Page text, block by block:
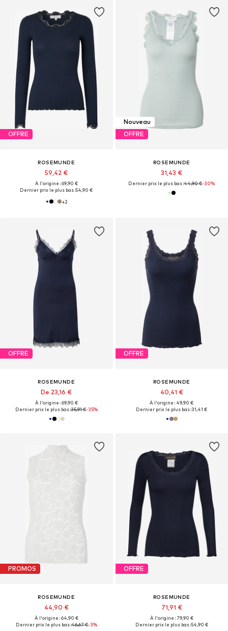
OFFRE
ROSEMUNDE
59,42 €
À l'origine : 69,90 €
Dernier prix le plus bas :54,90 €
+2
Nouveau
OFFRE
ROSEMUNDE
31,43 €
Dernier prix le plus bas :44,90 €-30%
OFFRE
ROSEMUNDE
De 23,16 €
À l'origine : 69,90 €
Dernier prix le plus bas :35,91 €-35%
OFFRE
ROSEMUNDE
40,41 €
À l'origine : 49,90 €
Dernier prix le plus bas :31,41 €
PROMOS
ROSEMUNDE
44,90 €
À l'origine : 64,90 €
Dernier prix le plus bas :46,67 €-3%
OFFRE
ROSEMUNDE
71,91 €
À l'origine : 79,90 €
Dernier prix le plus bas :54,90 €